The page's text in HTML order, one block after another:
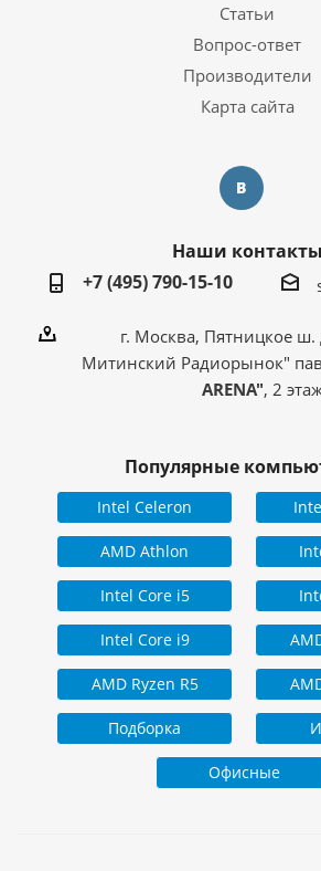
Статьи
Вопрос-ответ
Производители
Карта сайта
Наши контакты
+7 (495) 790-15-10
г. Москва, Пятницкое
Митинский Радиорынок"
ARENA", 2
Популярные
Intel Celeron
AMD Athlon
Intel Core i5
Intel Core i9
AMD Ryzen R5
Подборка
Офисные